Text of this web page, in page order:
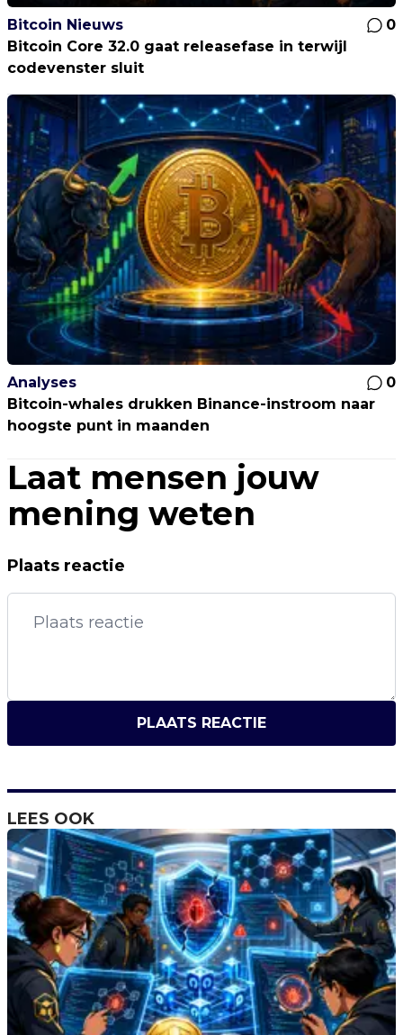
Bitcoin Nieuws
0
Bitcoin Core 32.0 gaat releasefase in terwijl
codevenster sluit
Analyses
0
Bitcoin-whales drukken Binance-instroom naar
hoogste punt in maanden
Laat mensen jouw
mening weten
Plaats reactie
PLAATS REACTIE
LEES OOK